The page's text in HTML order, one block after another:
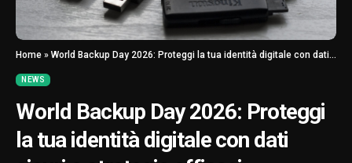
Home » World Backup Day 2026: Proteggi la tua identità digitale con dati sicuri e strategie efficaci.
NEWS
World Backup Day 2026: Proteggi
la tua identità digitale con dati